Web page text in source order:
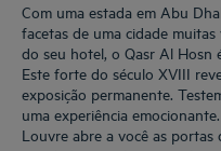
Com uma estada em Abu
facetas de uma cidade
do seu hotel, o Qasr Al Hosn
Este forte do século XVIII
exposição permanente.
uma experiência
Louvre abre a você as portas